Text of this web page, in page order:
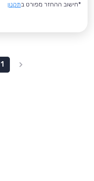
*חישוב ההחזר מפורט בתקנון
1